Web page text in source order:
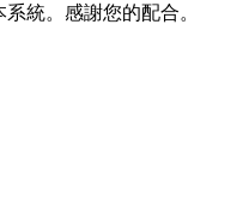
統。感謝您的配合。